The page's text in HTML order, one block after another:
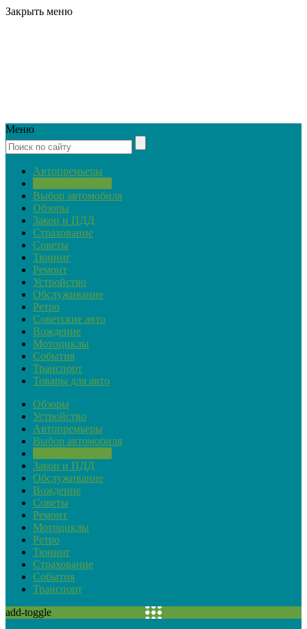
Закрыть меню
Меню
Автопремьеры
Выбор автомобиля
Обзоры
Закон и ПДД
Страхование
Советы
Тюнинг
Ремонт
Устройство
Обслуживание
Ретро
Советские авто
Вождение
Мотоциклы
События
Транспорт
Товары для авто
Обзоры
Устройство
Автопремьеры
Выбор автомобиля
Закон и ПДД
Обслуживание
Вождение
Советы
Ремонт
Мотоциклы
Ретро
Тюнинг
Страхование
События
Транспорт
add-toggle